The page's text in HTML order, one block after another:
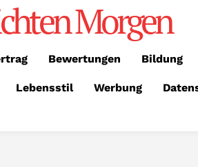
Morgen
Bewertungen Bildung
Lebensstil Werbung